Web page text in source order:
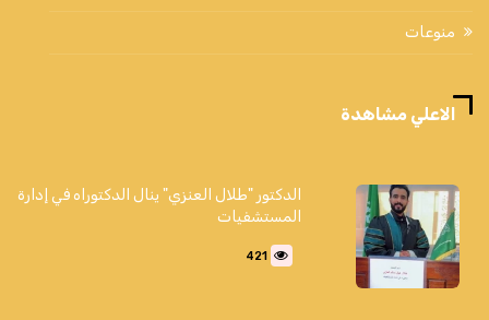
منوعات
الاعلي مشاهدة
الدكتور "طلال العنزي" ينال الدكتوراه في إدارة
المستشفيات
421